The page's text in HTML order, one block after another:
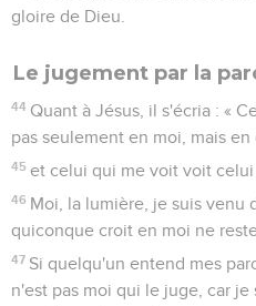
gloire de Dieu.
Le jugement par la
44 Quant à Jésus, il s'écria : «
pas seulement en moi, mais
45 et celui qui me voit voit celui
46 Moi, la lumière, je suis venu
quiconque croit en moi ne
47 Si quelqu'un entend mes
n'est pas moi qui le juge, car